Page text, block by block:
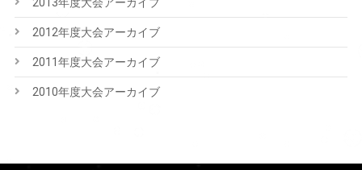
2012年度大会アーカイブ
2011年度大会アーカイブ
2010年度大会アーカイブ